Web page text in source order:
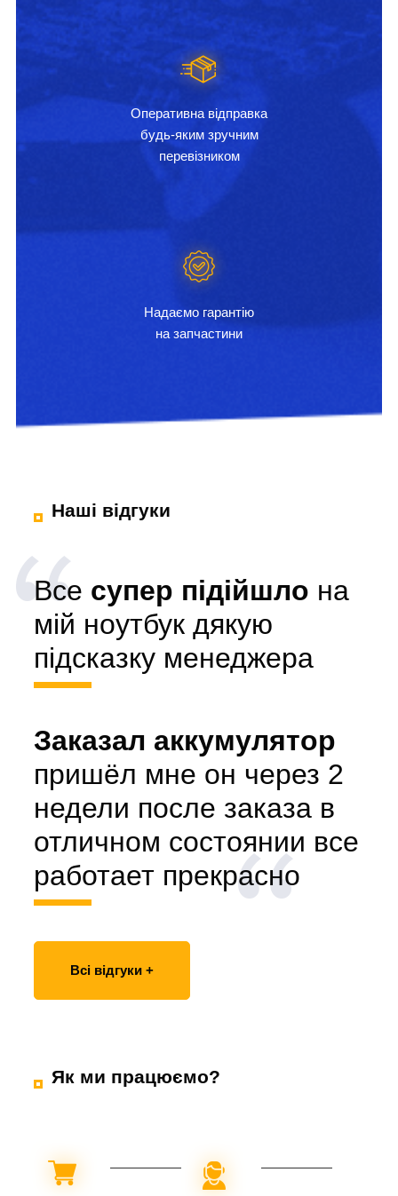
Оперативна відправка
будь-яким зручним
перевізником
Надаємо гарантію
на запчастини
Наші відгуки
Все супер підійшло на
мій ноутбук дякую
підсказку менеджера
Заказал аккумулятор
пришёл мне он через 2
недели после заказа в
отличном состоянии все
работает прекрасно
Всі відгуки +
Як ми працюємо?